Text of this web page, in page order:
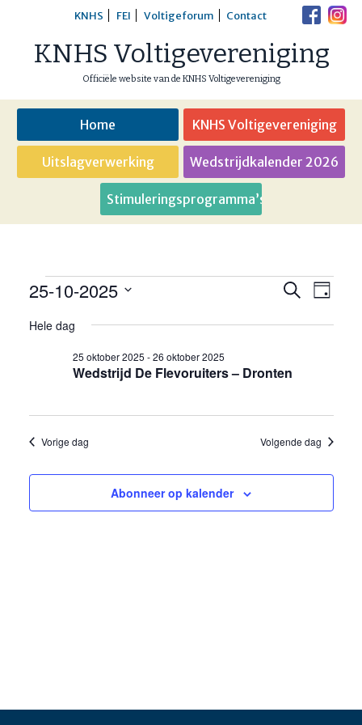
content
KNHS FEI Voltigeforum Contact
KNHS Voltigevereniging
Officiële website van de KNHS Voltigevereniging
Home KNHS Voltigevereniging
Uitslagverwerking Wedstrijdkalender 2026
Stimuleringsprogramma’s
Evenementen
in
oktober
2025
Zoeken
Zoeken
Dag
25-10-2025
een
Hele dag
Wedstrijd De Flevoruiters – Dronten
25 oktober 2025 -26 oktober 2025
Vorige dag Volgende dag
Abonneer op kalender